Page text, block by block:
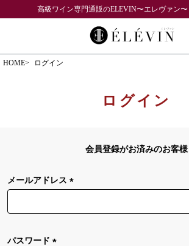
高級ワイン専門通販のELEVIN〜エレヴァン
HOME ログイン
ログイン
会員登録がお済みのお客様
メールアドレス
パスワード